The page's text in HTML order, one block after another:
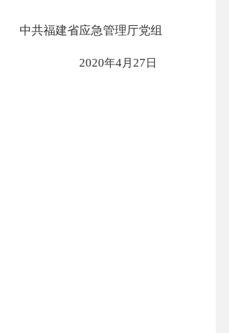
中共福建省应急管理厅党组
2020年4月 27 日